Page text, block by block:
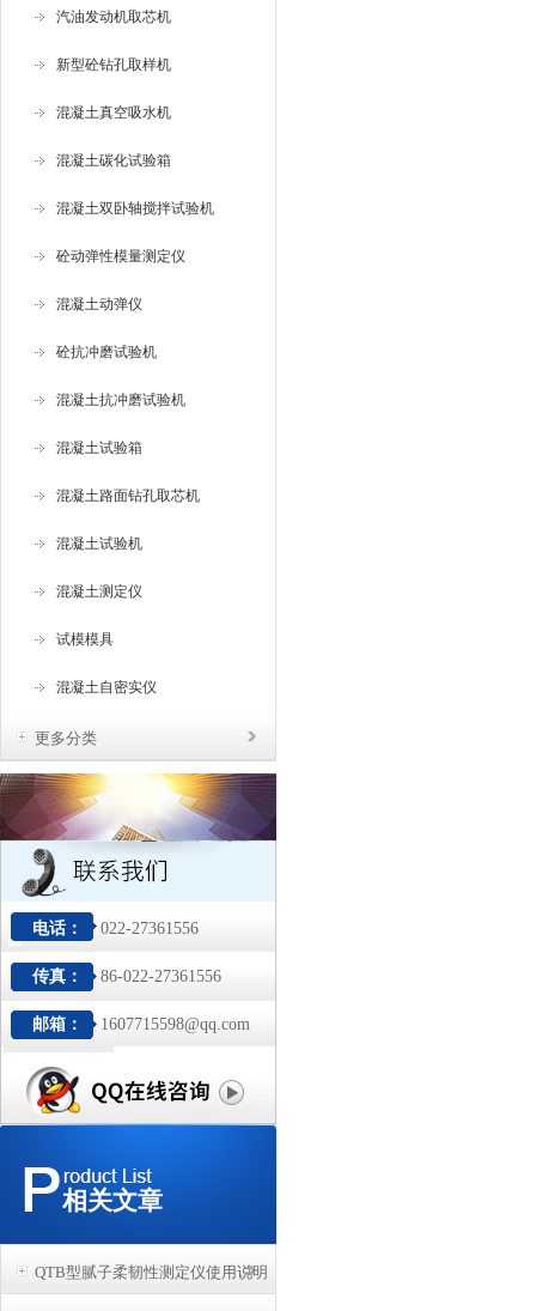
汽油发动机取芯机
新型砼钻孔取样机
混凝土真空吸水机
混凝土碳化试验箱
混凝土双卧轴搅拌试验机
砼动弹性模量测定仪
混凝土动弹仪
砼抗冲磨试验机
混凝土抗冲磨试验机
混凝土试验箱
混凝土路面钻孔取芯机
混凝土试验机
混凝土测定仪
试模模具
混凝土自密实仪
更多分类
电话： 022-27361556
传真： 86-022-27361556
邮箱： 1607715598@qq.com
相关文章
QTB型腻子柔韧性测定仪使用说明